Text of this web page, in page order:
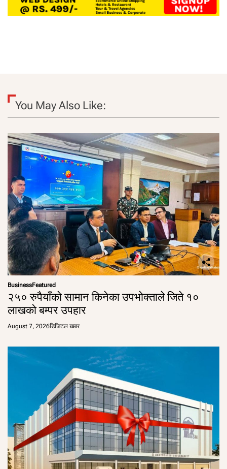
You May Also Like:
BusinessFeatured
२५० रुपैयाँको सामान किनेका उपभोक्ताले जिते १०
लाखको बम्पर उपहार
August 7, 2026डिजिटल खबर